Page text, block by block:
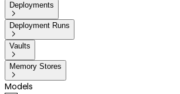
Deployments

Deployment Runs

Vaults

Memory Stores

Models